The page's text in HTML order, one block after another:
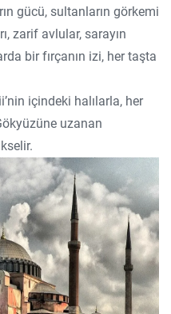
gücü, sultanların görkemi
zarif avlular, sarayın
bir fırçanın izi, her taşta
içindeki halılarla, her
uzanan